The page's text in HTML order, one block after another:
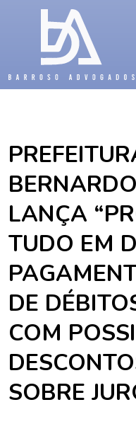
LANÇA
TUDO EM
DE
COM
SOBRE